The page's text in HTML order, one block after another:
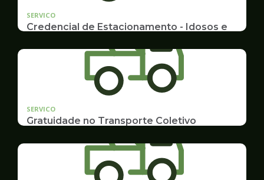
SERVICO
Credencial de Estacionamento - Idosos e
Cadastramento e Renovação
SERVICO
Gratuidade no Transporte Coletivo
Estudantes